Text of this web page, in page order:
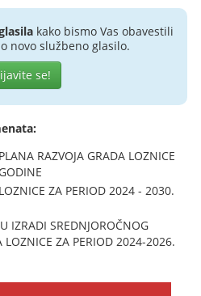
kako bismo Vas obavestili
novo službeno glasilo.
se!
RAZVOJA GRADA LOZNICE
ZA PERIOD 2024 - 2030.
IZRADI SREDNJOROČNOG
LOZNICE ZA PERIOD 2024-2026.